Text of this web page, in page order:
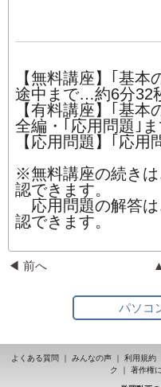
【無料講座】｢基本
途中まで…約6分32
【有料講座】｢基本
全編・｢応用問題｣
【応用問題】｢応
※無料講座の続き
認できます。
応用問題の解答は
認できます。
◀ 前へ
パソコ
よくある質問 みんなの声 利用規約
ク
著作権